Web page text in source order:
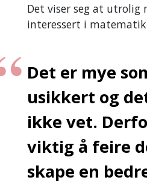
Det viser seg at utrolig
interessert i
Det er mye
usikkert og
ikke vet.
viktig å feire
skape en